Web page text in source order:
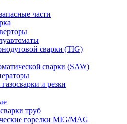
части
сварки (TIG)
сварки (SAW)
и резки
труб
горелки MIG/MAG